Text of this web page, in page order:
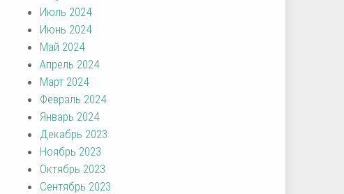
Июль 2024
Июнь 2024
Май 2024
Апрель 2024
Март 2024
Февраль 2024
Январь 2024
Декабрь 2023
Ноябрь 2023
Октябрь 2023
Сентябрь 2023